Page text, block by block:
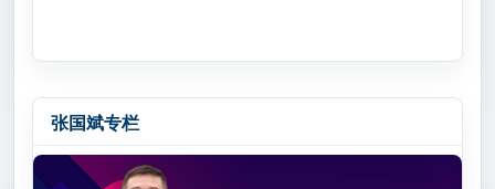
张国斌专栏